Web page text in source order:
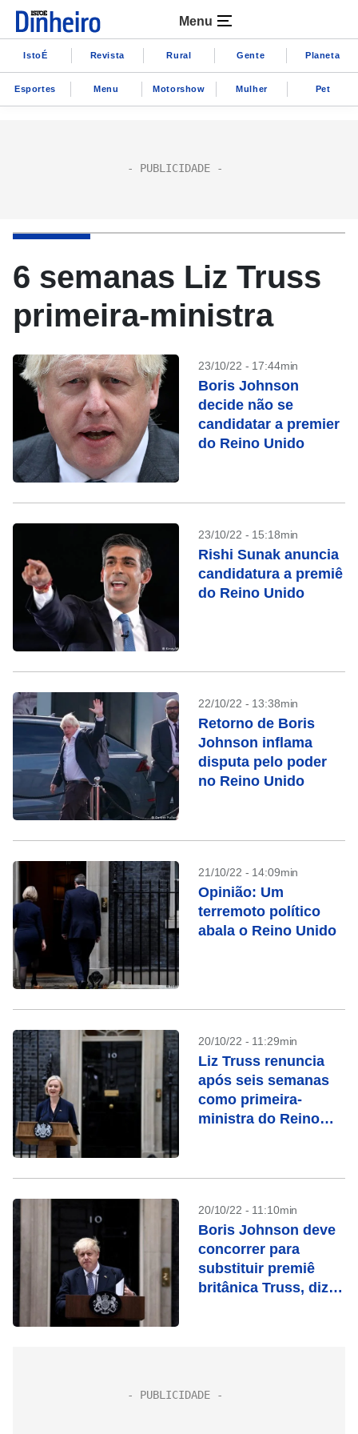
Menu
IstoÉ Revista Rural Gente Planeta
Esportes Menu Motorshow Mulher Pet
6 semanas Liz Truss
primeira-ministra
23/10/22 - 17:44min
Boris Johnson
decide não se
candidatar a premier
do Reino Unido
23/10/22 - 15:18min
Rishi Sunak anuncia
candidatura a premiê
do Reino Unido
22/10/22 - 13:38min
Retorno de Boris
Johnson inflama
disputa pelo poder
no Reino Unido
21/10/22 - 14:09min
Opinião: Um
terremoto político
abala o Reino Unido
20/10/22 - 11:29min
Liz Truss renuncia
após seis semanas
como primeira-
ministra do Reino
20/10/22 - 11:10min
Boris Johnson deve
concorrer para
substituir premiê
britânica Truss, diz